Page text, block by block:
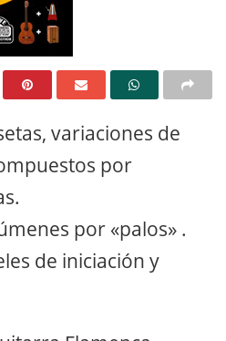
variaciones de
por
por «palos» .
de iniciación y